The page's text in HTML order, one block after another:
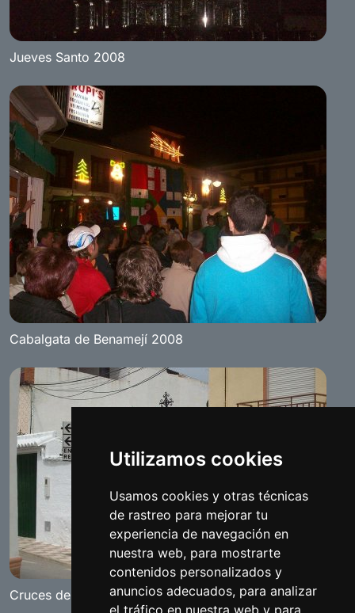
Utilizamos cookies
Usamos cookies y otras técnicas
de rastreo para mejorar tu
experiencia de navegación en
nuestra web, para mostrarte
contenidos personalizados y
anuncios adecuados, para analizar
el tráfico en nuestra web y para
Jueves Santo 2008
Cabalgata de Benamejí 2008
Cruces de Mayo 2008